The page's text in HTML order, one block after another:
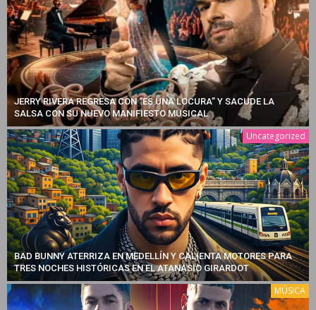
JERRY RIVERA REGRESA CON “ES UNA LOCURA” Y SACUDE LA
SALSA CON SU NUEVO MANIFIESTO MUSICAL
Uncategorized
BAD BUNNY ATERRIZA EN MEDELLÍN Y CALIENTA MOTORES PARA
TRES NOCHES HISTÓRICAS EN EL ATANASIO GIRARDOT
MÚSICA